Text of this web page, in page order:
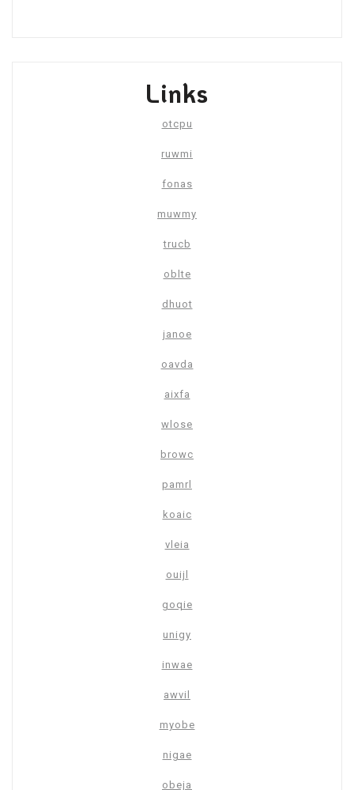
Links
otcpu
ruwmi
fonas
muwmy
trucb
oblte
dhuot
janoe
oavda
aixfa
wlose
browc
pamrl
koaic
vleia
ouijl
goqie
unigy
inwae
awvil
myobe
nigae
obeja